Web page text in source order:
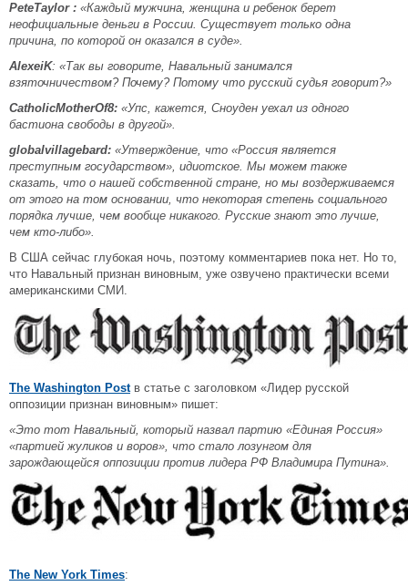
PeteTaylor : «Каждый мужчина, женщина и ребенок берет
неофициальные деньги в России. Существует только одна
причина, по которой он оказался в суде».
AlexeiK: «Так вы говорите, Навальный занимался
взяточничеством? Почему? Потому что русский судья говорит?»
CatholicMotherOf8: «Упс, кажется, Сноуден уехал из одного
бастиона свободы в другой».
globalvillagebard: «Утверждение, что «Россия является
преступным государством», идиотское. Мы можем также
сказать, что о нашей собственной стране, но мы воздерживаемся
от этого на том основании, что некоторая степень социального
порядка лучше, чем вообще никакого. Русские знают это лучше,
чем кто-либо».
В США сейчас глубокая ночь, поэтому комментариев пока нет. Но то,
что Навальный признан виновным, уже озвучено практически всеми
американскими СМИ.
The Washington Post в статье с заголовком «Лидер русской
оппозиции признан виновным» пишет:
«Это тот Навальный, который назвал партию «Единая Россия»
«партией жуликов и воров», что стало лозунгом для
зарождающейся оппозиции против лидера РФ Владимира Путина».
The New York Times: